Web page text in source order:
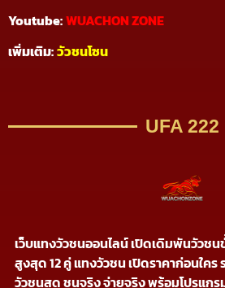
Youtube:WUACHON ZONE
เพิ่มเติม:วัวชนโซน
UFA 222
เว็บแทงวัวชนออนไลน์ เปิดเดิมพันวัวชน
สูงสุด 12 คู่ แทงวัวชน เปิดราคาก่อนใค
วัวชนสด ชนจริง จ่ายจริง พร้อมโปรแก